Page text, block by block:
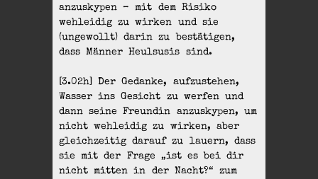
anzuskypen – mit dem Risiko
wehleidig zu wirken und sie
(ungewollt) darin zu bestätigen,
dass Männer Heulsusis sind.
[3.02h] Der Gedanke, aufzustehen,
Wasser ins Gesicht zu werfen und
dann seine Freundin anzuskypen, um
nicht wehleidig zu wirken, aber
gleichzeitig darauf zu lauern, dass
sie mit der Frage „ist es bei dir
nicht mitten in der Nacht?“ zum